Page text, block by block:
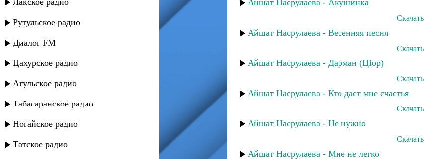
Лакское радио
Рутульское радио
Диалог FM
Цахурское радио
Агульское радио
Табасаранское радио
Ногайское радио
Татское радио
Айшат Насрулаева - Акушинка
Скачать
Айшат Насрулаева - Весенняя песня
Скачать
Айшат Насрулаева - Дарман (ЦIор)
Скачать
Айшат Насрулаева - Кто даст мне счастья
Скачать
Айшат Насрулаева - Не нужно
Скачать
Айшат Насрулаева - Мне не легко